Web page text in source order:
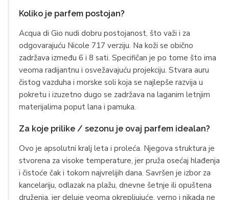
Koliko je parfem postojan?
Acqua di Gio nudi dobru postojanost, što važi i za
odgovarajuću Nicole 717 verziju. Na koži se obično
zadržava između 6 i 8 sati. Specifičan je po tome što ima
veoma radijantnu i osvežavajuću projekciju. Stvara auru
čistog vazduha i morske soli koja se najlepše razvija u
pokretu i izuzetno dugo se zadržava na laganim letnjim
materijalima poput lana i pamuka.
Za koje prilike / sezonu je ovaj parfem idealan?
Ovo je apsolutni kralj leta i proleća. Njegova struktura je
stvorena za visoke temperature, jer pruža osećaj hlađenja
i čistoće čak i tokom najvrelijih dana. Savršen je izbor za
kancelariju, odlazak na plažu, dnevne šetnje ili opuštena
druženja, jer deluje veoma okrepljujuće, verno i nikada ne